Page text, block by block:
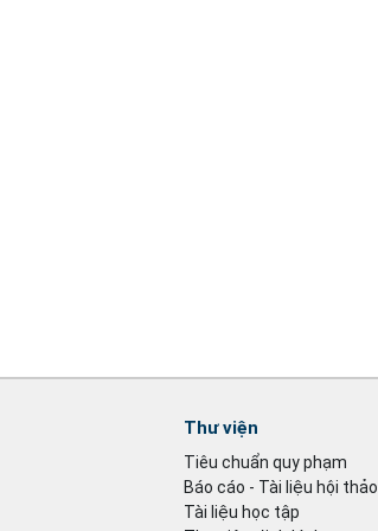
Thư viện
Tiêu chuẩn quy phạm
Báo cáo - Tài liệu hội thảo
Tài liệu học tập